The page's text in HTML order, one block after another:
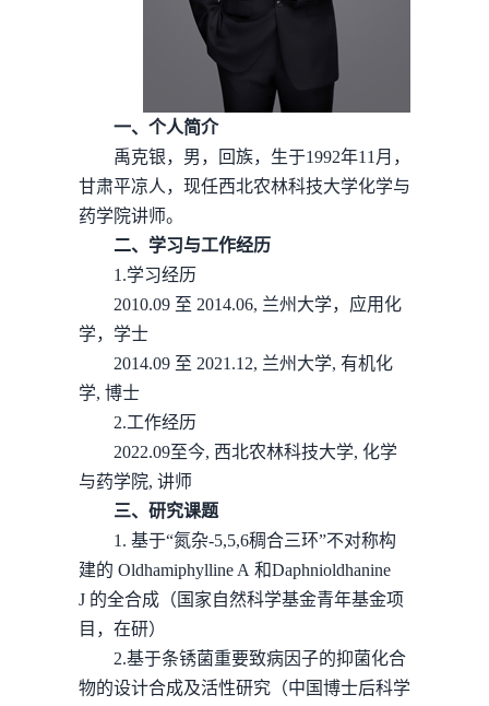
一、个人简介
禹克银，男，回族，生于1992年11月，
甘肃平凉人，现任西北农林科技大学化学与
药学院讲师。
二、学习与工作经历
1.学习经历
2010.09 至 2014.06, 兰州大学，应用化
学，学士
2014.09 至 2021.12, 兰州大学, 有机化
学, 博士
2.工作经历
2022.09至今, 西北农林科技大学, 化学
与药学院, 讲师
三、研究课题
1. 基于“氮杂-5,5,6稠合三环”不对称构
建的 Oldhamiphylline A 和Daphnioldhanine
J 的全合成（国家自然科学基金青年基金项
目，在研）
2.基于条锈菌重要致病因子的抑菌化合
物的设计合成及活性研究（中国博士后科学